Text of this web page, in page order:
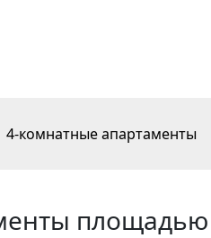
4-комнатные апартаменты
площадью